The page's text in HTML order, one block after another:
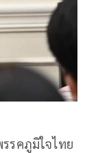
รคภูมิใจไทย